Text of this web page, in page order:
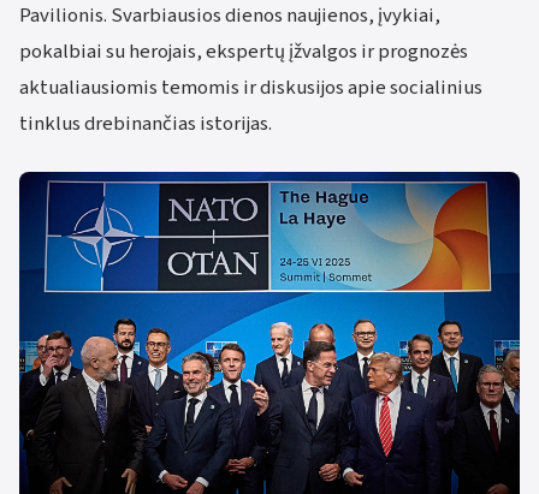
Pavilionis. Svarbiausios dienos naujienos, įvykiai,
pokalbiai su herojais, ekspertų įžvalgos ir prognozės
aktualiausiomis temomis ir diskusijos apie socialinius
tinklus drebinančias istorijas.